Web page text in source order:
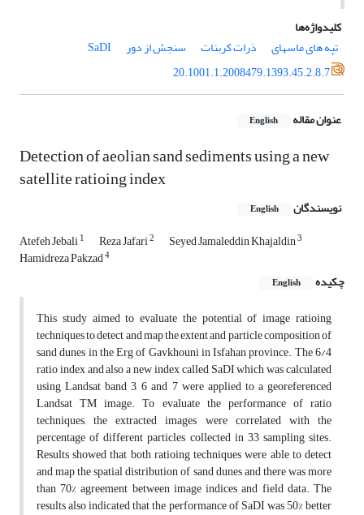
کلیدواژه‌ها
تپه‏ های ماسه‏ای
ذرات کربنات سنجش از دور
SaDI
20.1001.1.2008479.1393.45.2.8.7
عنوان مقاله English
Detection of aeolian sand sediments using a new
satellite ratioing index
نویسندگان English
Atefeh Jebali1 Reza Jafari2 Seyed Jamaleddin Khajaldin3
Hamidreza Pakzad4
چکیده English
This study aimed to evaluate the potential of image ratioing
techniques to detect and map the extent and particle composition of
sand dunes in the Erg of Gavkhouni in Isfahan province. The 6/4
ratio index and also a new index called SaDI which was calculated
using Landsat band 3, 6 and 7 were applied to a georeferenced
Landsat TM image. To evaluate the performance of ratio
techniques, the extracted images were correlated with the
percentage of different particles collected in 33 sampling sites.
Results showed that both ratioing techniques were able to detect
and map the spatial distribution of sand dunes and there was more
than 70% agreement between image indices and field data. The
results also indicated that the performance of SaDI was 50% better